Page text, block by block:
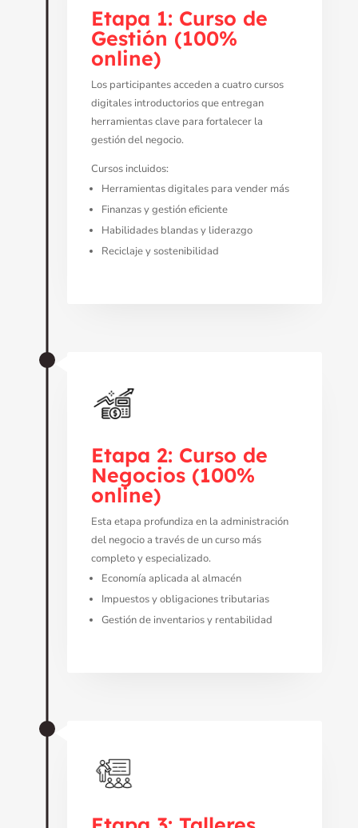
Etapa 1: Curso de
Gestión (100%
online)
Los participantes acceden a cuatro cursos
digitales introductorios que entregan
herramientas clave para fortalecer la
gestión del negocio.
Cursos incluidos:
Herramientas digitales para vender más
Finanzas y gestión eficiente
Habilidades blandas y liderazgo
Reciclaje y sostenibilidad
Etapa 2: Curso de
Negocios (100%
online)
Esta etapa profundiza en la administración
del negocio a través de un curso más
completo y especializado.
Economía aplicada al almacén
Impuestos y obligaciones tributarias
Gestión de inventarios y rentabilidad